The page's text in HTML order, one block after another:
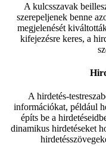
A kulcsszavak
szerepeljenek benne
megjelenését
kifejezésre keres, a
A hirdetés-
információkat, például
építs be a
dinamikus hirdetéseket